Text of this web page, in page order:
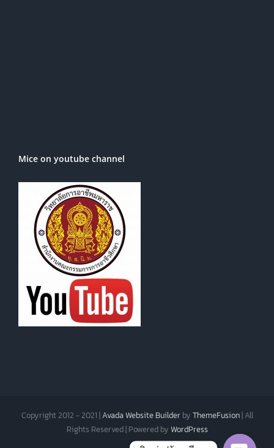
Mice on youtube channel
Copyright 2012 - 2021 |Avada Website Builderby ThemeFusion| All
Rights Reserved | Powered by WordPress